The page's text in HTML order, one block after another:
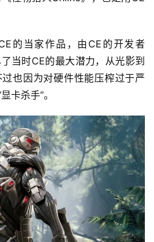
的当家作品，由CE的开发者
当时CE的最大潜力，从光影到
也因为对硬件性能压榨过于严
卡杀手”。